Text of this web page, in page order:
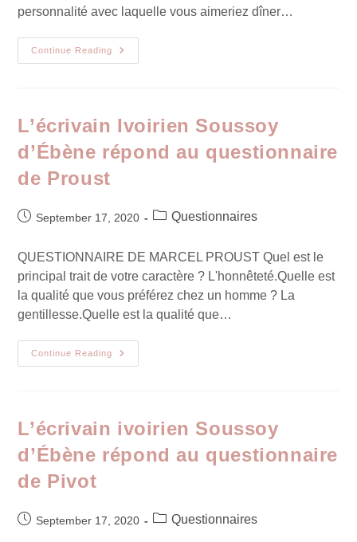
personnalité avec laquelle vous aimeriez dîner…
Continue Reading
L’écrivain Ivoirien Soussoy
d’Ébène répond au questionnaire
de Proust
September 17, 2020 Questionnaires
QUESTIONNAIRE DE MARCEL PROUST Quel est le
principal trait de votre caractère ? L'honnêteté.Quelle est
la qualité que vous préférez chez un homme ? La
gentillesse.Quelle est la qualité que…
Continue Reading
L’écrivain ivoirien Soussoy
d’Ébène répond au questionnaire
de Pivot
September 17, 2020 Questionnaires